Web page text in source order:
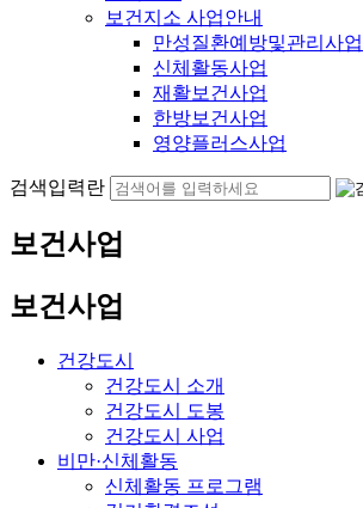
보건지소 사업안내
만성질환예방및관리사업
신체활동사업
재활보건사업
한방보건사업
영양플러스사업
검색입력란
보건사업
보건사업
건강도시
건강도시 소개
건강도시 도봉
건강도시 사업
비만·신체활동
신체활동 프로그램